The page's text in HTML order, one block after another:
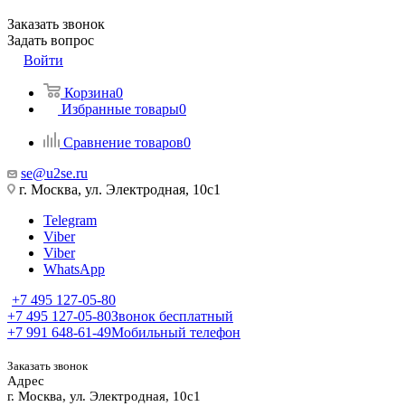
Заказать звонок
Задать вопрос
Войти
Корзина0
Избранные товары0
Сравнение товаров0
se@u2se.ru
г. Москва, ул. Электродная, 10с1
Telegram
Viber
Viber
WhatsApp
+7 495 127-05-80
+7 495 127-05-80Звонок бесплатный
+7 991 648-61-49Мобильный телефон
Заказать звонок
Адрес
г. Москва, ул. Электродная, 10с1